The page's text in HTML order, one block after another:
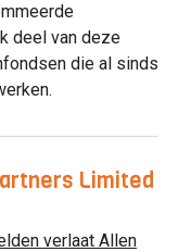
deel van deze
die al sinds
Limited
verlaat Allen